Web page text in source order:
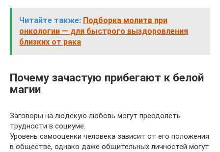
Читайте также: Подборка молитв при
онкологии — для быстрого выздоровления
близких от рака
Почему зачастую прибегают к белой
магии
Заговоры на людскую любовь могут преодолеть
трудности в социуме.
Уровень самооценки человека зависит от его положения
в обществе, однако даже общительных личностей могут